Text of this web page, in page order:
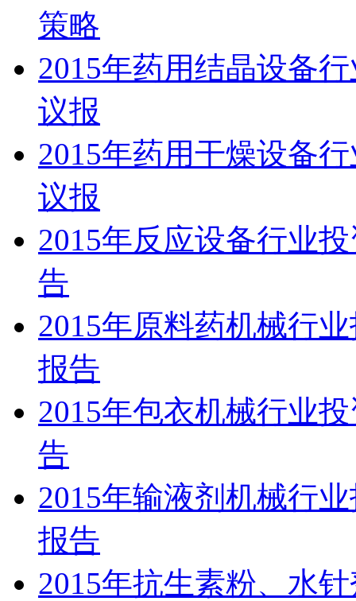
策略
2015年药用结晶设备
议报
2015年药用干燥设备
议报
2015年反应设备行业
告
2015年原料药机械行
报告
2015年包衣机械行业
告
2015年输液剂机械行
报告
2015年抗生素粉、水